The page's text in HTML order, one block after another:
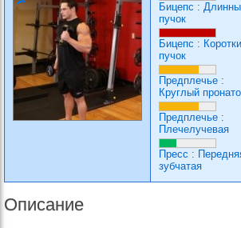
Бицепс :
пучок
Бицепс :
пучок
Предплечье :
Круглый
Предплечье :
Плечелучевая
Пресс :
зубчатая
Описание